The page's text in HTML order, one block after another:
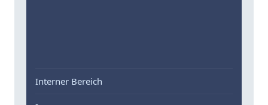
Interner Bereich